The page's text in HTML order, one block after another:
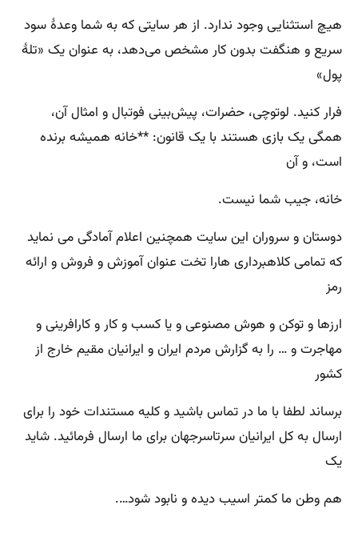
هیچ استثنایی وجود ندارد. از هر سایتی که به شما وعدهٔ سود
سریع و هنگفت بدون کار مشخص می‌دهد، به عنوان یک «تلهٔ
پول»
فرار کنید. لوتوچی، حضرات، پیش‌بینی فوتبال و امثال آن،
همگی یک بازی هستند با یک قانون: **خانه همیشه برنده
است، و آن
خانه، جیب شما نیست.
دوستان و سروران این سایت همچنین اعلام آمادگی می نماید
که تمامی کلاهبرداری هارا تخت عنوان آموزش و فروش و ارائه
رمز
ارزها و توکن و هوش مصنوعی و یا کسب و کار و کارافرینی و
مهاجرت و … را به گزارش مردم ایران و ایرانیان مقیم خارج از
کشور
برساند لطفا با ما در تماس باشید و کلیه مستندات خود را برای
ارسال به کل ایرانیان سرتاسرجهان برای ما ارسال فرمائید. شاید
یک
هم وطن ما کمتر اسیب دیده و نابود شود….